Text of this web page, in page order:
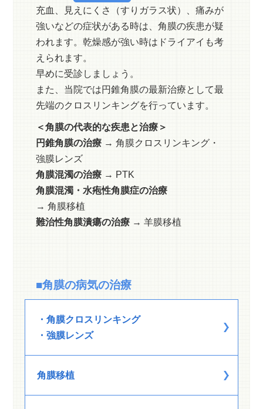
充血、見えにくさ（すりガラス状）、痛みが
強いなどの症状がある時は、角膜の疾患が疑
われます。乾燥感が強い時はドライアイも考
えられます。
早めに受診しましょう。
また、当院では円錐角膜の最新治療として最
先端のクロスリンキングを行っています。
＜角膜の代表的な疾患と治療＞
円錐角膜の治療→ 角膜クロスリンキング・
強膜レンズ
角膜混濁の治療→ PTK
角膜混濁・水疱性角膜症の治療
→ 角膜移植
難治性角膜潰瘍の治療→ 羊膜移植
■角膜の病気の治療
・角膜クロスリンキング
・強膜レンズ
角膜移植